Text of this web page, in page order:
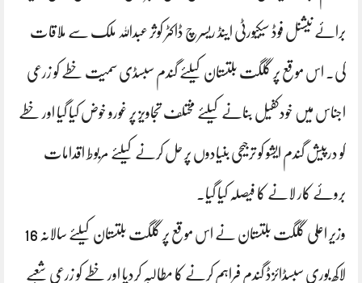
برائے نیشنل فوڈ سیکیورٹی اینڈ ریسرچ ڈاکٹر کوثر عبداللہ ملک سے ملاقات
کی۔ اس موقع پر گلگت بلتستان کیلئے گندم سبسڈی سمیت خطے کو زرعی
اجناس میں خودکفیل بنانے کیلئے مختلف تجاویز پر غورو خوض کیا گیا اور خطے
کو درپیش گندم ایشو کو ترجیحی بنیادوں پر حل کرنے کیلئے مربوط اقدامات
بروئے کار لانے کا فیصلہ کیا گیا۔
وزیر اعلی گلگت بلتستان نے اس موقع پر گلگت بلتستان کیلئے سالانہ 16
لاکھ بوری سبسڈائزڈ گندم فراہم کرنے کا مطالبہ کردیا اور خطے کو زرعی شعبے